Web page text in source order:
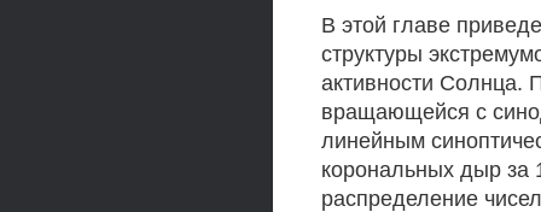
В этой главе
структуры
активности Солнца.
вращающейся с
линейным
корональных дыр за
распределение